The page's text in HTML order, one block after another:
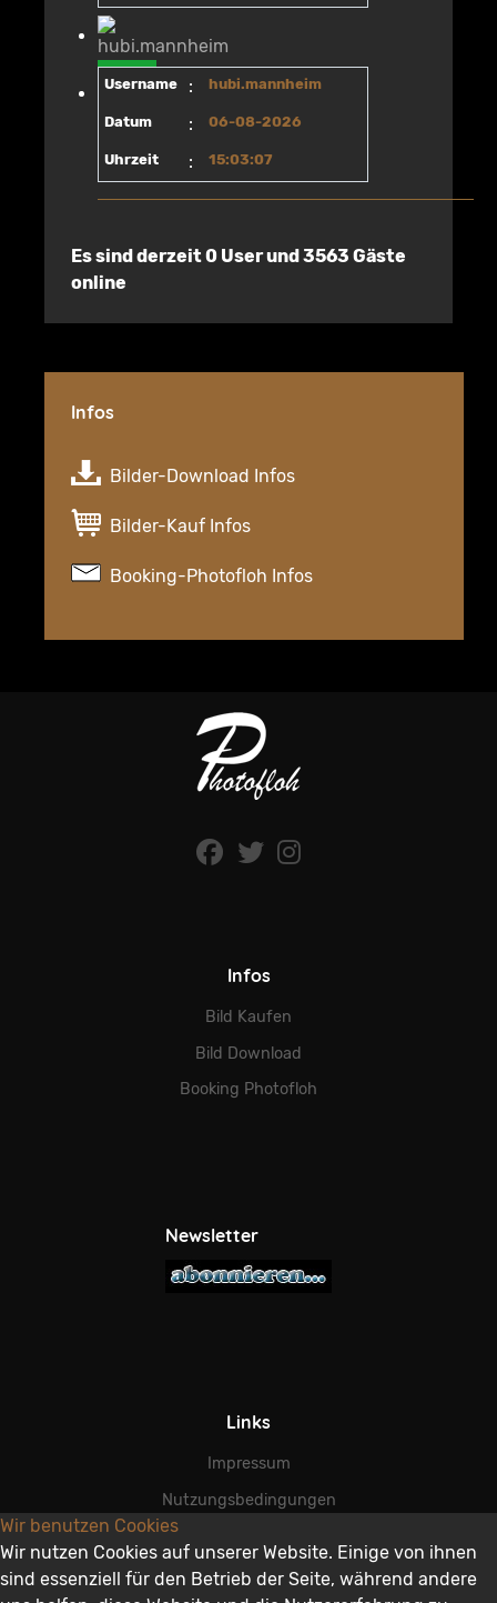
Username : hubi.mannheim
Datum : 06-08-2026
Uhrzeit : 15:03:07
Es sind derzeit 0 User und 3563 Gäste
online
Infos
Bilder-Download Infos
Bilder-Kauf Infos
Booking-Photofloh Infos
Infos
Bild Kaufen
Bild Download
Booking Photofloh
Newsletter
Links
Impressum
Nutzungsbedingungen
Datenschutz
Wir benutzen Cookies
Wir nutzen Cookies auf unserer Website. Einige von ihnen
sind essenziell für den Betrieb der Seite, während andere